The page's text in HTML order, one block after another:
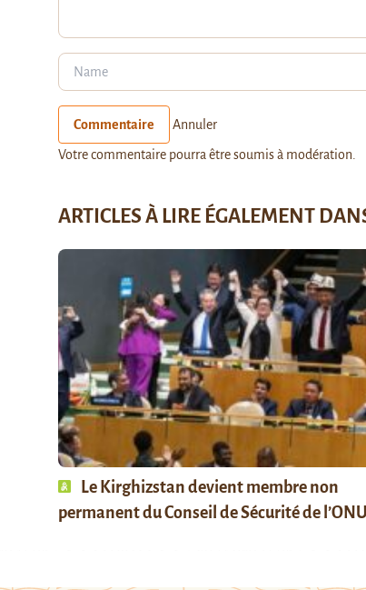
Commentaire Annuler
Votre commentaire pourra être soumis à modération.
ARTICLES À LIRE ÉGALEMENT
Le Kirghizstan devient membre non
permanent du Conseil de Sécurité de l’ONU